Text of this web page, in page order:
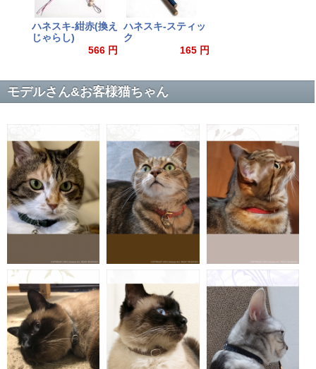
ハネスキ-紺赤(換え
じゃらし)
566 円
ハネスキ-スティッ
ク
165 円
モデルさん&お客様猫ちゃん